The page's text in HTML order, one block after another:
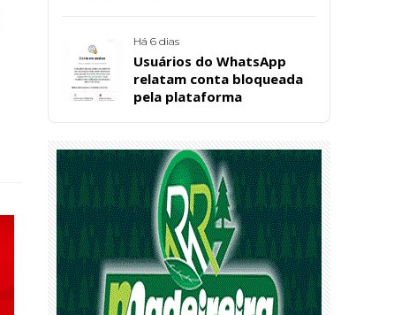
encontrado em residência,
em Patos
Há 6 dias
Usuários do WhatsApp
relatam conta bloqueada
pela plataforma